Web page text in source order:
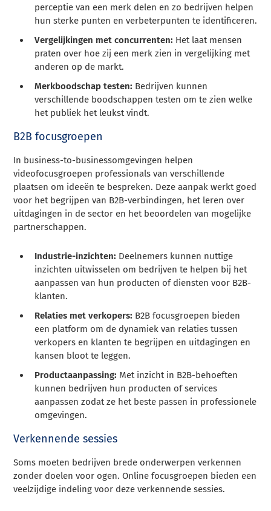
perceptie van een merk delen en zo bedrijven helpen
hun sterke punten en verbeterpunten te identificeren.
Vergelijkingen met concurrenten: Het laat mensen
praten over hoe zij een merk zien in vergelijking met
anderen op de markt.
Merkboodschap testen: Bedrijven kunnen
verschillende boodschappen testen om te zien welke
het publiek het leukst vindt.
B2B focusgroepen
In business-to-businessomgevingen helpen
videofocusgroepen professionals van verschillende
plaatsen om ideeën te bespreken. Deze aanpak werkt goed
voor het begrijpen van B2B-verbindingen, het leren over
uitdagingen in de sector en het beoordelen van mogelijke
partnerschappen.
Industrie-inzichten: Deelnemers kunnen nuttige
inzichten uitwisselen om bedrijven te helpen bij het
aanpassen van hun producten of diensten voor B2B-
klanten.
Relaties met verkopers: B2B focusgroepen bieden
een platform om de dynamiek van relaties tussen
verkopers en klanten te begrijpen en uitdagingen en
kansen bloot te leggen.
Productaanpassing: Met inzicht in B2B-behoeften
kunnen bedrijven hun producten of services
aanpassen zodat ze het beste passen in professionele
omgevingen.
Verkennende sessies
Soms moeten bedrijven brede onderwerpen verkennen
zonder doelen voor ogen. Online focusgroepen bieden een
veelzijdige indeling voor deze verkennende sessies.